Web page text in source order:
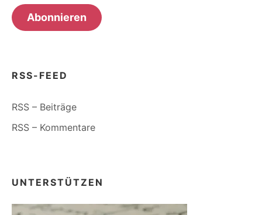
Adresse
Abonnieren
RSS-FEED
RSS – Beiträge
RSS – Kommentare
UNTERSTÜTZEN